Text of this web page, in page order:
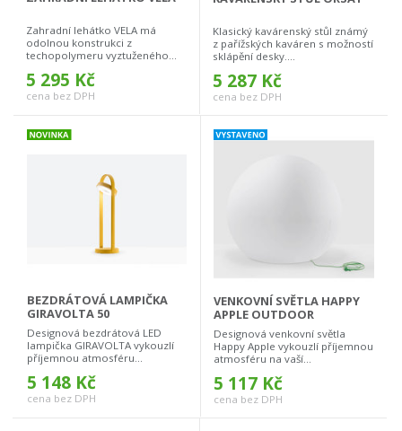
Zahradní lehátko VELA má
odolnou konstrukci z
techopolymeru vyztuženého...
5 295 Kč
cena bez DPH
Klasický kavárenský stůl známý
z pařížských kaváren s možností
sklápění desky....
5 287 Kč
cena bez DPH
BEZDRÁTOVÁ LAMPIČKA
GIRAVOLTA 50
Designová bezdrátová LED
lampička GIRAVOLTA vykouzlí
příjemnou atmosféru...
5 148 Kč
cena bez DPH
VENKOVNÍ SVĚTLA HAPPY
APPLE OUTDOOR
Designová venkovní světla
Happy Apple vykouzlí příjemnou
atmosféru na vaší...
5 117 Kč
cena bez DPH